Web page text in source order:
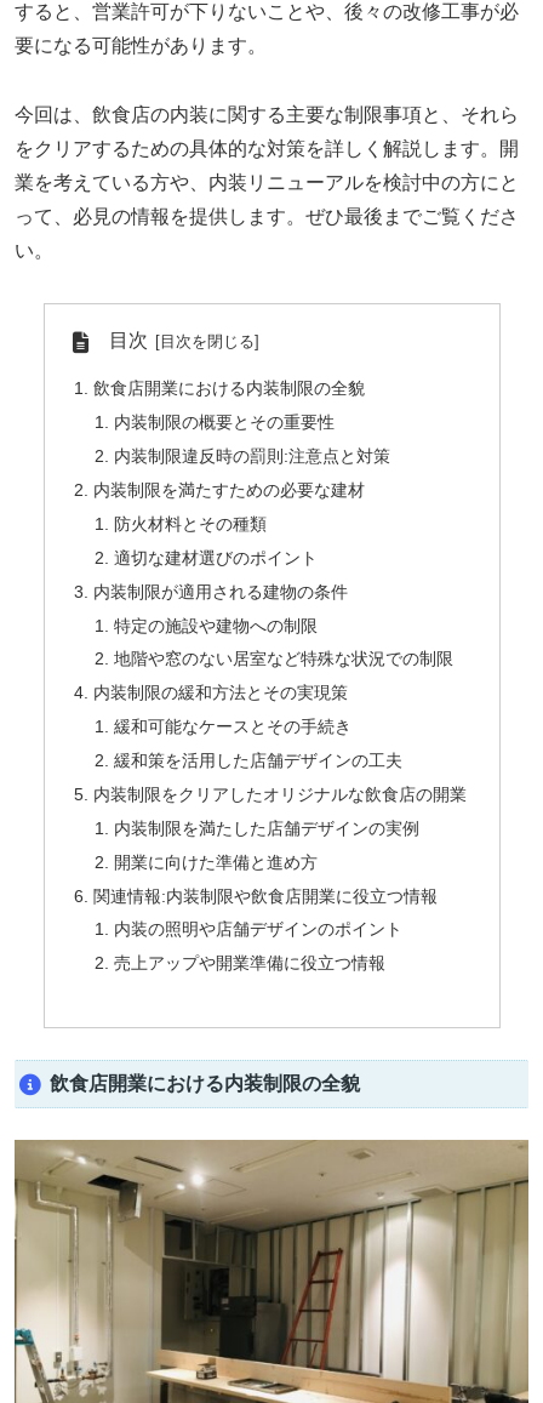
すると、営業許可が下りないことや、後々の改修工事が必
要になる可能性があります。
今回は、飲食店の内装に関する主要な制限事項と、それら
をクリアするための具体的な対策を詳しく解説します。開
業を考えている方や、内装リニューアルを検討中の方にと
って、必見の情報を提供します。ぜひ最後までご覧くださ
い。
目次
飲食店開業における内装制限の全貌
内装制限の概要とその重要性
内装制限違反時の罰則:注意点と対策
内装制限を満たすための必要な建材
防火材料とその種類
適切な建材選びのポイント
内装制限が適用される建物の条件
特定の施設や建物への制限
地階や窓のない居室など特殊な状況での制限
内装制限の緩和方法とその実現策
緩和可能なケースとその手続き
緩和策を活用した店舗デザインの工夫
内装制限をクリアしたオリジナルな飲食店の開業
内装制限を満たした店舗デザインの実例
開業に向けた準備と進め方
関連情報:内装制限や飲食店開業に役立つ情報
内装の照明や店舗デザインのポイント
売上アップや開業準備に役立つ情報
飲食店開業における内装制限の全貌